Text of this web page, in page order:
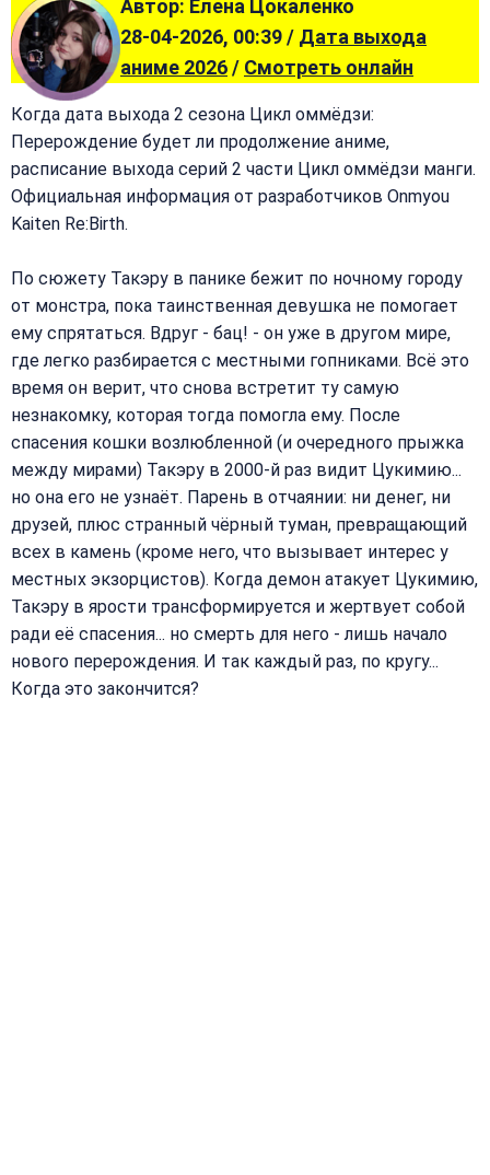
Автор: Елена Цокаленко
28-04-2026, 00:39 / Дата выхода
аниме 2026/ Смотреть онлайн
Когда дата выхода 2 сезона Цикл оммёдзи:
Перерождение будет ли продолжение аниме,
расписание выхода серий 2 части Цикл оммёдзи манги.
Официальная информация от разработчиков Onmyou
Kaiten Re:Birth.
По сюжету Такэру в панике бежит по ночному городу
от монстра, пока таинственная девушка не помогает
ему спрятаться. Вдруг - бац! - он уже в другом мире,
где легко разбирается с местными гопниками. Всё это
время он верит, что снова встретит ту самую
незнакомку, которая тогда помогла ему. После
спасения кошки возлюбленной (и очередного прыжка
между мирами) Такэру в 2000-й раз видит Цукимию...
но она его не узнаёт. Парень в отчаянии: ни денег, ни
друзей, плюс странный чёрный туман, превращающий
всех в камень (кроме него, что вызывает интерес у
местных экзорцистов). Когда демон атакует Цукимию,
Такэру в ярости трансформируется и жертвует собой
ради её спасения... но смерть для него - лишь начало
нового перерождения. И так каждый раз, по кругу...
Когда это закончится?